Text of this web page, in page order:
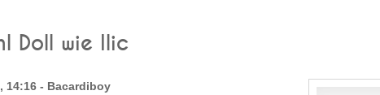
Doll wie Ilic
14:16 - Bacardiboy